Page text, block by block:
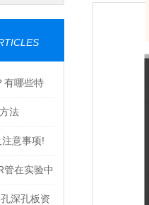
有哪些特
法
意事项!
管在实验中
深孔板资